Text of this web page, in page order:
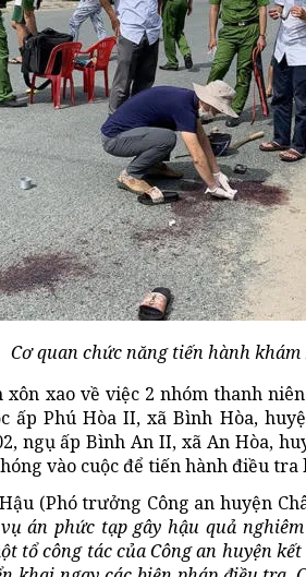
Cơ quan chức năng tiến hành
xao về việc 2 nhóm thanh
ấp Phú Hòa II, xã Bình Hòa,
ngụ ấp Bình An II, xã An Hòa,
vào cuộc để tiến hành điều tra
(Phó trưởng Công an huyện
án phức tạp gây hậu quả
tổ công tác của Công an huyện